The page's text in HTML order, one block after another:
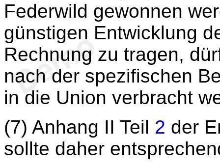
Federwild gewonnen
günstigen Entwicklung
Rechnung zu tragen,
nach der spezifischen
in die Union verbracht
(7) Anhang II Teil 2 der
sollte daher